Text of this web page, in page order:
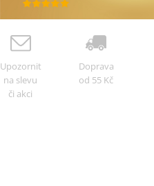
Upozornit
na slevu
či akci
Doprava
od 55 Kč